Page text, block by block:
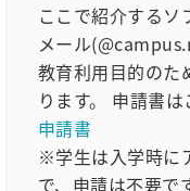
ここで紹介する
メール
教育利用目的のた
ります。 申請
申請書
※学生は入学時に
で、申請は不要で